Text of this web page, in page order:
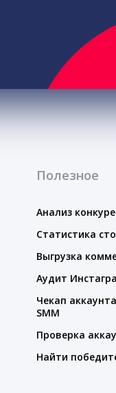
Полезное
Анализ
Статистика
Выгрузка
Аудит
Чекап
SMM
Проверка
Найти